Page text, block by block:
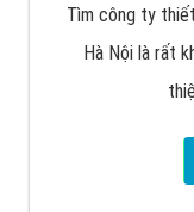
Tìm công ty
Hà Nội là rất